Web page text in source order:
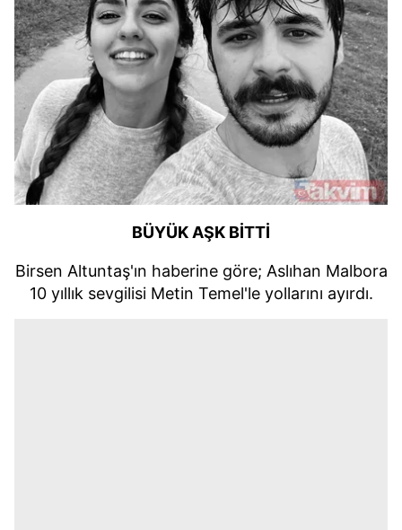
BÜYÜK AŞK BİTTİ
Birsen Altuntaş'ın haberine göre; Aslıhan Malbora
10 yıllık sevgilisi Metin Temel'le yollarını ayırdı.